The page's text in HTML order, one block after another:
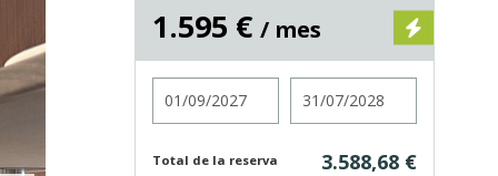
1.595 € / mes
Total de la reserva 3.588,68 €